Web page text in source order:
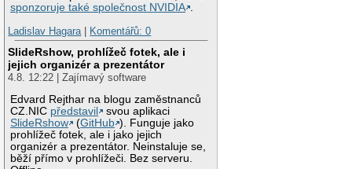
sponzoruje také společnost NVIDIA .
Ladislav Hagara| Komentářů: 0
SlideRshow, prohlížeč fotek, ale i
jejich organizér a prezentátor
4.8. 12:22 | Zajímavý software
Edvard Rejthar na blogu zaměstnanců
CZ.NIC představil
svou aplikaci
SlideRshow
(GitHub ). Funguje jako
prohlížeč fotek, ale i jako jejich
organizér a prezentátor. Neinstaluje se,
běží přímo v prohlížeči. Bez serveru.